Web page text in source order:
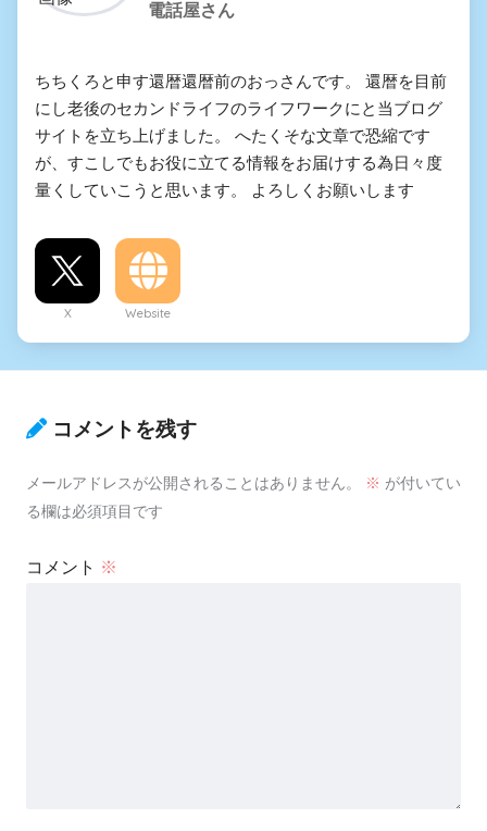
電話屋さん
ちちくろと申す還暦還暦前のおっさんです。 還暦を目前
にし老後のセカンドライフのライフワークにと当ブログ
サイトを立ち上げました。 へたくそな文章で恐縮です
が、すこしでもお役に立てる情報をお届けする為日々度
量くしていこうと思います。 よろしくお願いします
X Website
コメントを残す
メールアドレスが公開されることはありません。 ※ が付いてい
る欄は必須項目です
コメント ※